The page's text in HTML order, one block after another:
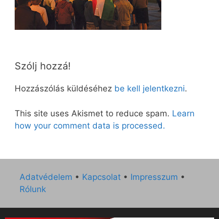
Szólj hozzá!
Hozzászólás küldéséhez be kell jelentkezni.
This site uses Akismet to reduce spam. Learn
how your comment data is processed.
Adatvédelem • Kapcsolat • Impresszum •
Rólunk